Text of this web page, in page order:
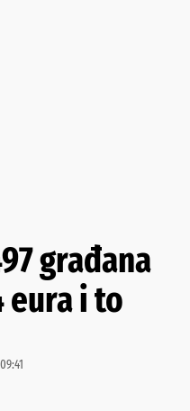
građana
eura i to
09:41